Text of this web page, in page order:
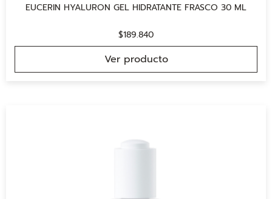
EUCERIN HYALURON GEL HIDRATANTE FRASCO 30 ML
$189.840
Ver producto